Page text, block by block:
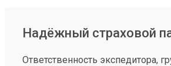
Надёжный страховой
Ответственность экспедитора,